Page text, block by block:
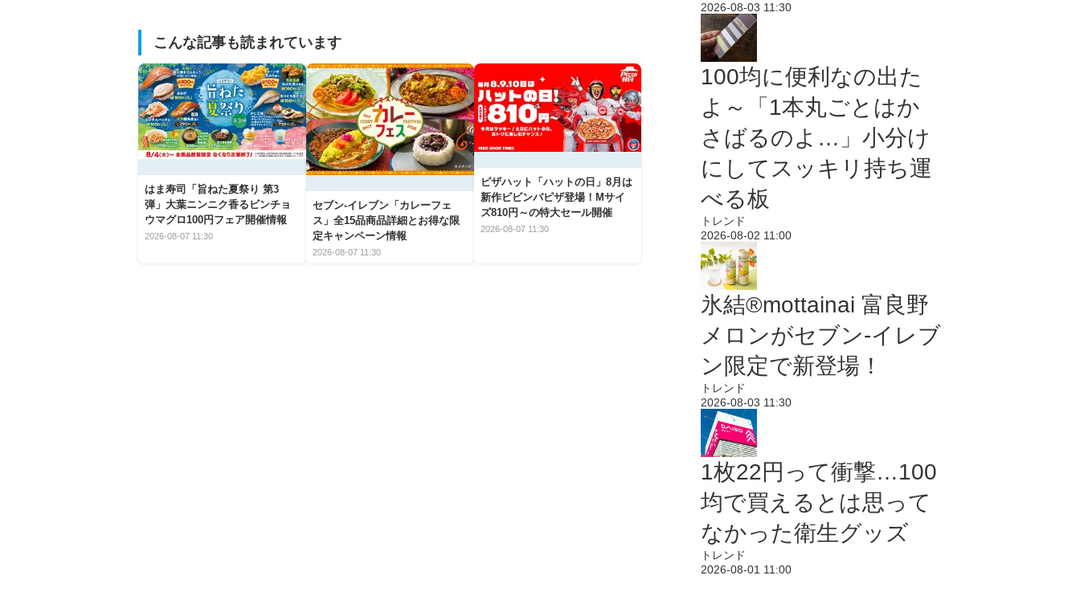
こんな記事も読まれています
はま寿司「旨ねた夏祭り 第3
弾」大葉ニンニク香るビンチョ
ウマグロ100円フェア開催情報
2026-08-07 11:30
セブン‐イレブン「カレーフェ
ス」全15品商品詳細とお得な限
定キャンペーン情報
2026-08-07 11:30
ピザハット「ハットの日」8月は
新作ビビンバピザ登場！Mサイ
ズ810円～の特大セール開催
2026-08-07 11:30
2026-08-03 11:30
100均に便利なの出た
よ～「1本丸ごとはか
さばるのよ…」小分け
にしてスッキリ持ち運
べる板
トレンド
2026-08-02 11:00
氷結®mottainai 富良野
メロンがセブン‐イレブ
ン限定で新登場！
トレンド
2026-08-03 11:30
1枚22円って衝撃…100
均で買えるとは思って
なかった衛生グッズ
トレンド
2026-08-01 11:00